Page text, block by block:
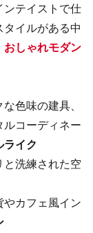
ンテイストで仕
タイルがある中
おしゃれモダン
色味の建具、
コーディネー
ライク
と洗練された空
やカフェ風イン